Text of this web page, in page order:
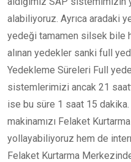
alabiliyoruz. Ayrıca aradaki
yedeği tamamen silsek bile
alınan yedekler sanki full
Yedekleme Süreleri Full
sistemlerimizi ancak 21
ise bu süre 1 saat 15
makinamızı Felaket
yollayabiliyoruz hem de
Felaket Kurtarma